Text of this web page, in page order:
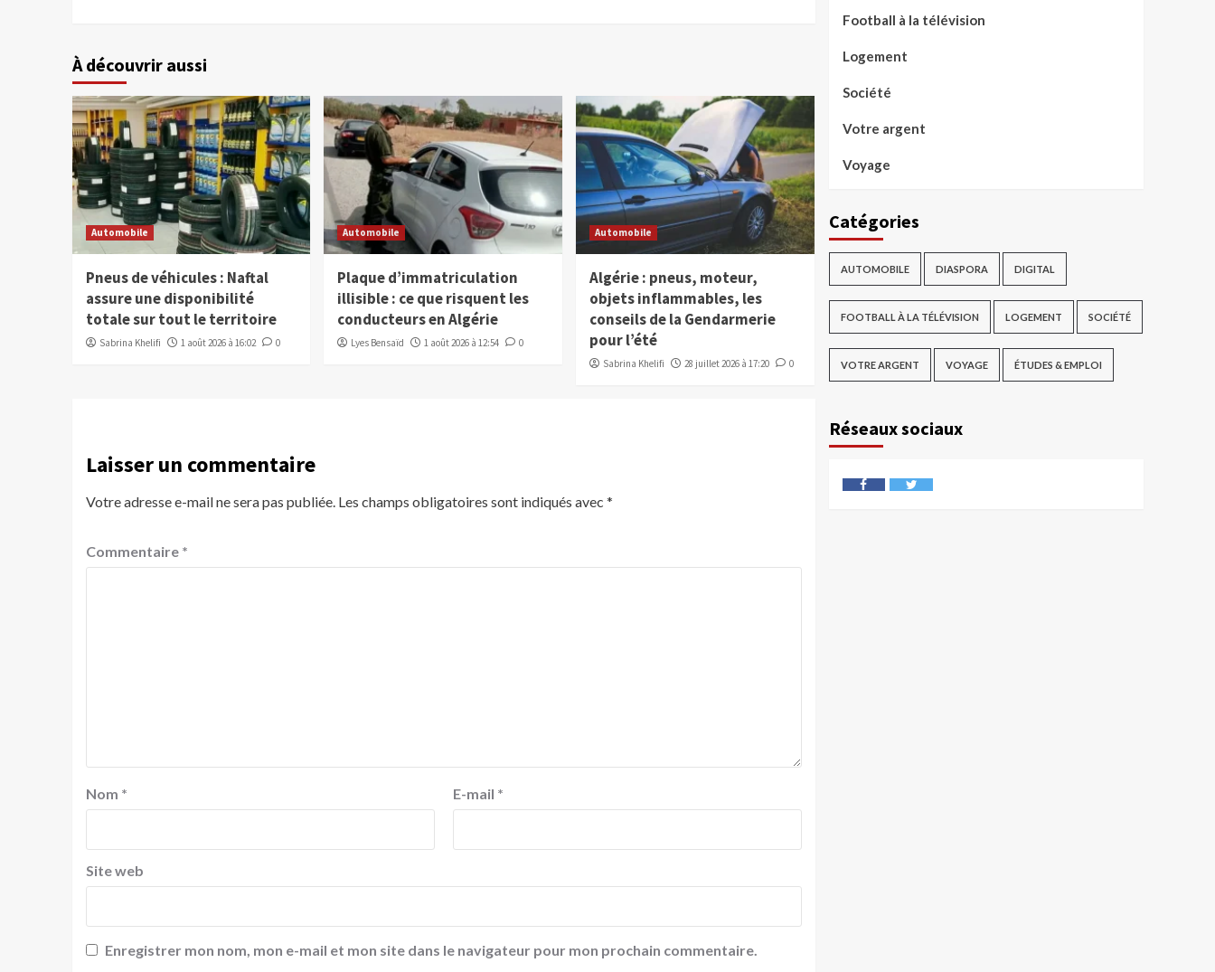
À découvrir aussi
Automobile
Pneus de véhicules : Naftal
assure une disponibilité
totale sur tout le territoire
Sabrina Khelifi 1 août 2026 à 16:02 0
Automobile
Plaque d’immatriculation
illisible : ce que risquent les
conducteurs en Algérie
Lyes Bensaïd 1 août 2026 à 12:54 0
Automobile
Algérie : pneus, moteur,
objets inflammables, les
conseils de la Gendarmerie
pour l’été
Sabrina Khelifi 28 juillet 2026 à 17:20 0
Laisser un commentaire
Votre adresse e-mail ne sera pas publiée. Les champs obligatoires sont indiqués avec *
Commentaire *
Nom * E-mail *
Site web
Enregistrer mon nom, mon e-mail et mon site dans le navigateur pour mon prochain commentaire.
Football à la télévision
Logement
Société
Votre argent
Voyage
Catégories
AUTOMOBILE DIASPORA DIGITAL
FOOTBALL À LA TÉLÉVISION LOGEMENT SOCIÉTÉ
VOTRE ARGENT VOYAGE ÉTUDES & EMPLOI
Réseaux sociaux